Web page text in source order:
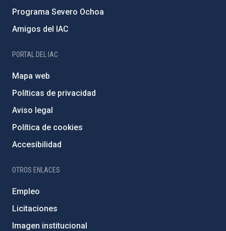
Programa Severo Ochoa
Amigos del IAC
PORTAL DEL IAC
Mapa web
Políticas de privacidad
Aviso legal
Política de cookies
Accesibilidad
OTROS ENLACES
Empleo
Licitaciones
Imagen institucional